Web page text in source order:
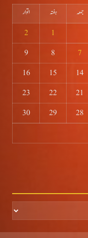
جمعہ ہفتہ
اتوار
1
2
7
8
9
14
15
16
21
22
23
28
29
30